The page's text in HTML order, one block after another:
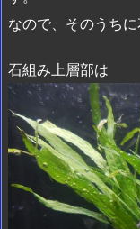
なので、そのうちに
石組み上層部は